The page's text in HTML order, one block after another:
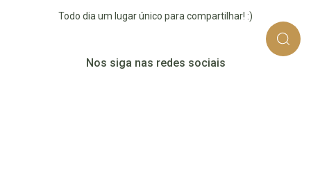
Todo dia um lugar único para compartilhar! :)
Nos siga nas redes sociais